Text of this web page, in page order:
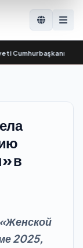
İlham
в
2025,